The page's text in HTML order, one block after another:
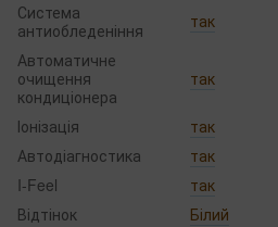
Система
антиобледеніння
так
Автоматичне
очищення
кондиціонера
так
Іонізація
так
Автодіагностика
так
I-Feel
так
Відтінок
Білий